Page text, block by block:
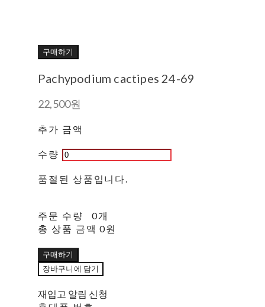
구매하기
Pachypodium cactipes 24-69
22,500원
추가 금액
수량
품절된 상품입니다.
주문 수량
0개
총 상품 금액 0원
구매하기
장바구니에 담기
재입고 알림 신청